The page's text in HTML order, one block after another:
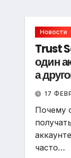
Новости
Trust
один
а
17
Почему
часто…